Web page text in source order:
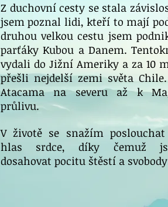
Z duchovní cesty se stala
jsem poznal lidi, kteří to mají
druhou velkou cestu jsem
parťáky Kubou a Danem.
vydali do Jižní Ameriky a za 10
přešli nejdelší zemi světa
Atacama na severu až k
průlivu.
V životě se snažím poslouchat
hlas srdce, díky čemuž
dosahovat pocitu štěstí a